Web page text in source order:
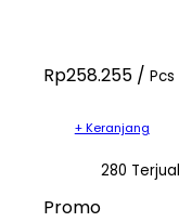
Rp258.255 / Pcs
+ Keranjang
280 Terjual
Promo